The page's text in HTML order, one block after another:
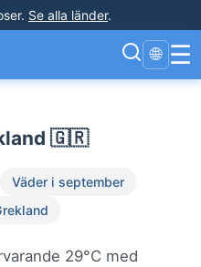
. Se alla länder.
🌐 ☰
🇬🇷
Väder i september
29°C med